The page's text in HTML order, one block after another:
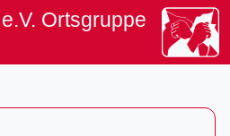
Ortsgruppe